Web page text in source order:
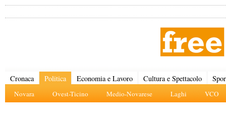
Cronaca Politica
Novara Ovest-Ticino Medio-Novarese Laghi VCO
Economia e Lavoro Cultura e Spettacolo